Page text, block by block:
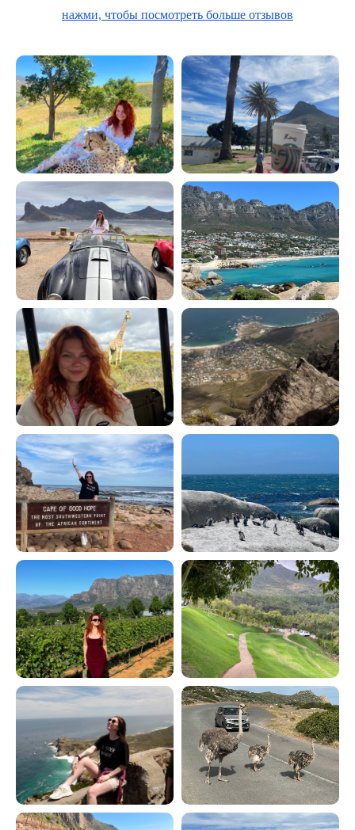
нажми, чтобы посмотреть больше отзывов